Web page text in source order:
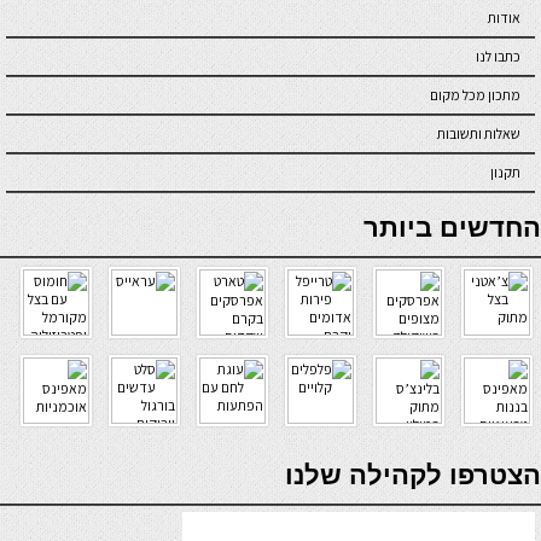
#36805
עוגת תפוחים, טחינה
ושיבולת שועל
#40359
עוגת תפוחים עם משב של
סתיו
עוגת רסק תפוחים ללא
קמח וללא חמאה
2 באוקטובר 2017 #42991
עוגת תפוחים בחושה
אודות
כתבו לנו
מתכון מכל מקום
שאלות ותשובות
תקנון
online casino
החדשים ביותר
verde casino
הצטרפו לקהילה שלנו